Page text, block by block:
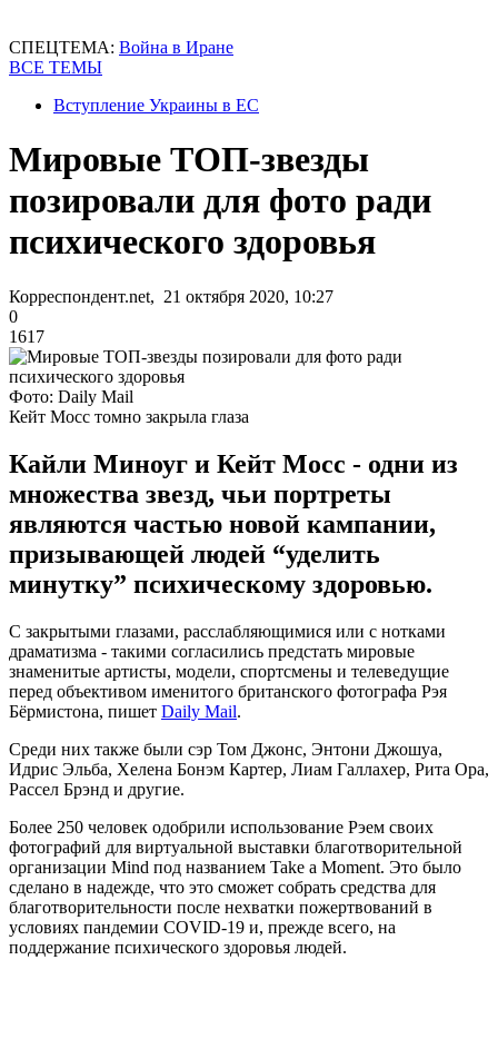
СПЕЦТЕМА: Война в Иране
ВСЕ ТЕМЫ
Вступление Украины в ЕС
Мировые ТОП-звезды
позировали для фото ради
психического здоровья
Корреспондент.net, 21 октября 2020, 10:27
0
1617
Фото: Daily Mail
Кейт Мосс томно закрыла глаза
Кайли Миноуг и Кейт Мосс - одни из
множества звезд, чьи портреты
являются частью новой кампании,
призывающей людей “уделить
минутку” психическому здоровью.
С закрытыми глазами, расслабляющимися или с нотками
драматизма - такими согласились предстать мировые
знаменитые артисты, модели, спортсмены и телеведущие
перед объективом именитого британского фотографа Рэя
Бёрмистона, пишет Daily Mail.
Среди них также были сэр Том Джонс, Энтони Джошуа,
Идрис Эльба, Хелена Бонэм Картер, Лиам Галлахер, Рита Ора,
Рассел Брэнд и другие.
Более 250 человек одобрили использование Рэем своих
фотографий для виртуальной выставки благотворительной
организации Mind под названием Take a Moment. Это было
сделано в надежде, что это сможет собрать средства для
благотворительности после нехватки пожертвований в
условиях пандемии COVID-19 и, прежде всего, на
поддержание психического здоровья людей.